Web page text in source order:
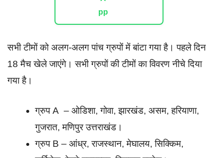
सभी टीमों को अलग-अलग पांच ग्रुपों में बांटा गया है। पहले दिन
18 मैच खेले जाएंगे। सभी ग्रुपों की टीमों का विवरण नीचे दिया
गया है।
ग्रुप A – ओडिशा, गोवा, झारखंड, असम, हरियाणा,
गुजरात, मणिपुर उत्तराखंड।
ग्रुप B – आंध्र, राजस्थान, मेघालय, सिक्किम,